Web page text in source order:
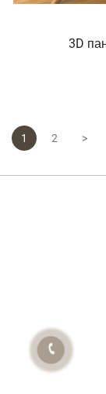
3D
1 2 >